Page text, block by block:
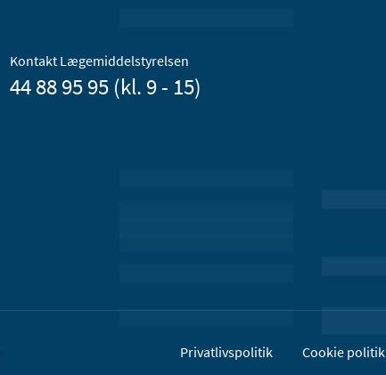
Kontakt Lægemiddelstyrelsen
44 88 95 95 (kl. 9 - 15)
Privatlivspolitik Cookie politik